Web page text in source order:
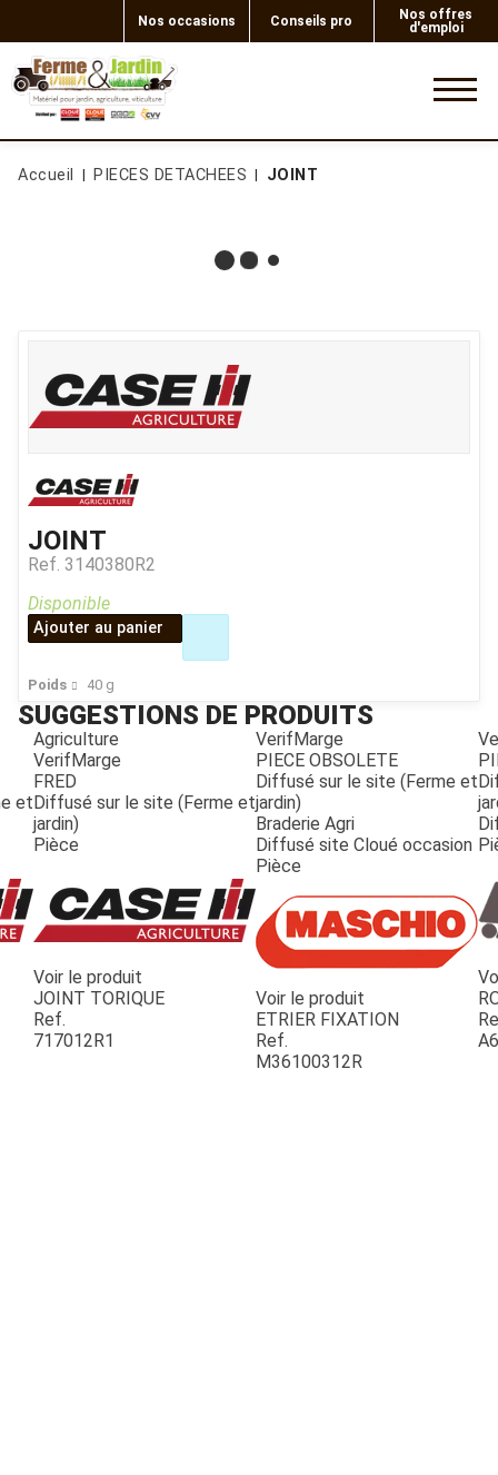
Nos occasions Conseils pro
Nos offres
d'emploi
JOUET
ESPACES VERTS
Accueil PIECES DETACHEES JOINT
JOINT
Ref. 3140380R2
Poids 40 g
Disponible
Ajouter au panier
SUGGESTIONS DE PRODUITS
et
Agriculture
VerifMarge
FRED
Diffusé sur le site (Ferme et
jardin)
Pièce
Voir le produit
JOINT TORIQUE
Ref.
717012R1
VerifMarge
PIECE OBSOLETE
Diffusé sur le site (Ferme et
jardin)
Braderie Agri
Diffusé site Cloué occasion
Pièce
Voir le produit
ETRIER FIXATION
Ref.
M36100312R